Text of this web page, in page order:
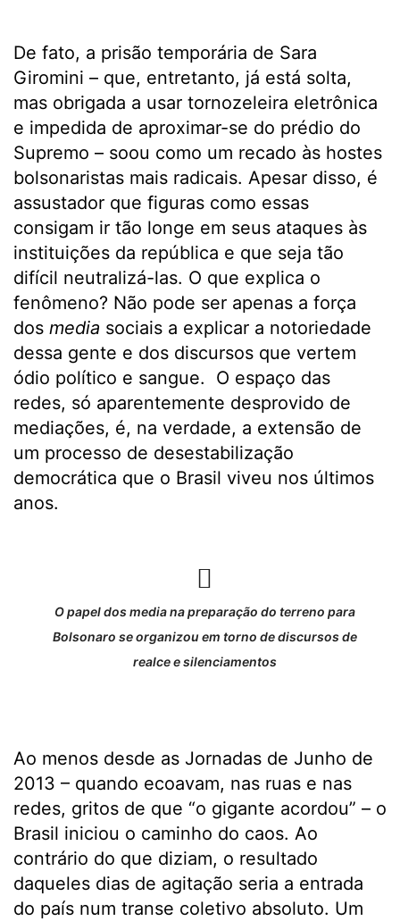
De fato, a prisão temporária de Sara
Giromini – que, entretanto, já está solta,
mas obrigada a usar tornozeleira eletrônica
e impedida de aproximar-se do prédio do
Supremo – soou como um recado às hostes
bolsonaristas mais radicais. Apesar disso, é
assustador que figuras como essas
consigam ir tão longe em seus ataques às
instituições da república e que seja tão
difícil neutralizá-las. O que explica o
fenômeno? Não pode ser apenas a força
dos media sociais a explicar a notoriedade
dessa gente e dos discursos que vertem
ódio político e sangue. O espaço das
redes, só aparentemente desprovido de
mediações, é, na verdade, a extensão de
um processo de desestabilização
democrática que o Brasil viveu nos últimos
anos.
O papel dos media na preparação do terreno para
Bolsonaro se organizou em torno de discursos de
realce e silenciamentos
Ao menos desde as Jornadas de Junho de
2013 – quando ecoavam, nas ruas e nas
redes, gritos de que “o gigante acordou” – o
Brasil iniciou o caminho do caos. Ao
contrário do que diziam, o resultado
daqueles dias de agitação seria a entrada
do país num transe coletivo absoluto. Um